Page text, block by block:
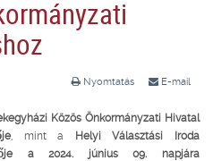
Nyomtatás E-mail
Közös Önkormányzati Hivatal
, mint a Helyi Választási Iroda
a 2024. június 09. napjára